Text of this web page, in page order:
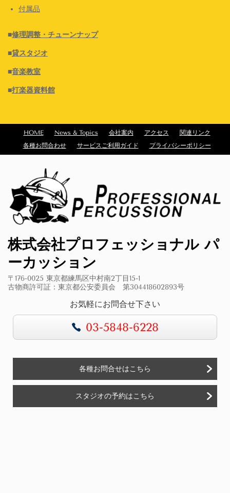
付属品
■修理調整・チューンナップ
■貸スタジオ
■音楽教室
■打楽器資料館
HOME News & Topics 会社案内 アクセス
関連リンク
各種お問合わせ
サービスご利用ガイド プライバシーポリシー
株式会社プロフェッショナル パ
ーカッション
〒176-0025 東京都練馬区中村南2丁目15-1
古物商許可証：東京都公安委員会 第304418602893号
お気軽にお問合せ下さい
03-5848-6228
各種お問合せはこちら
スタジオの予約はこちら